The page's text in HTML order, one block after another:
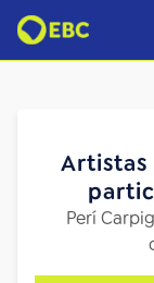
Artistas
Perí